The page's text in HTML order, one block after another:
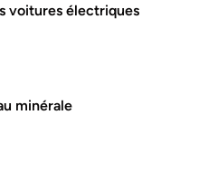
voitures électriques
minérale